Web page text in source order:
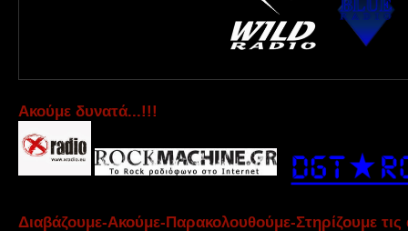
Aκούμε δυνατά...!!!
Διαβάζουμε-Ακούμε-Παρακολουθούμε-Στηρίζουμε